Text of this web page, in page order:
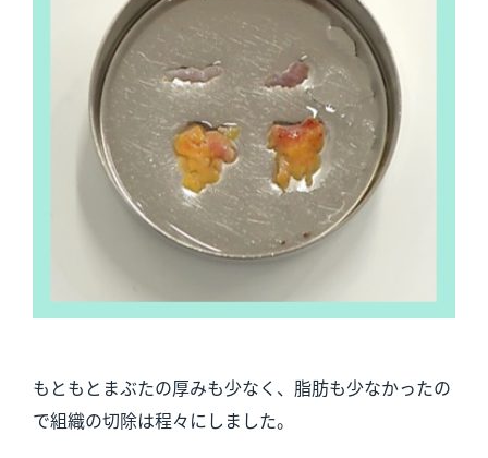
もともとまぶたの厚みも少なく、脂肪も少なかったの
で組織の切除は程々にしました。